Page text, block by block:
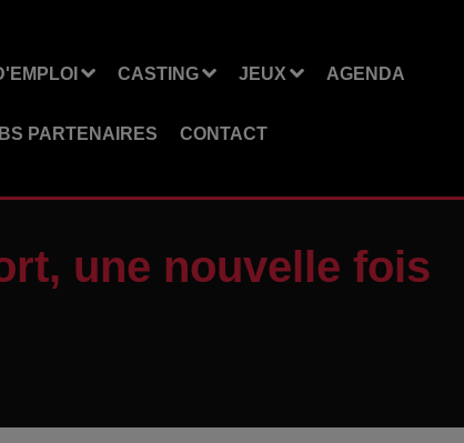
CASTING JEUX AGENDA
PARTENAIRES CONTACT
une nouvelle fois